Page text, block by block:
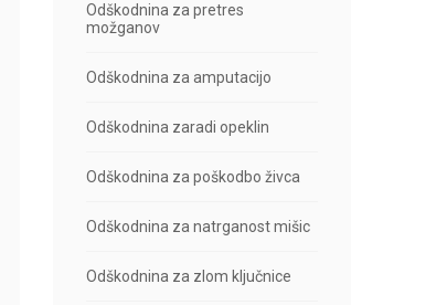
Odškodnina za pretres
možganov
Odškodnina za amputacijo
Odškodnina zaradi opeklin
Odškodnina za poškodbo živca
Odškodnina za natrganost mišic
Odškodnina za zlom ključnice